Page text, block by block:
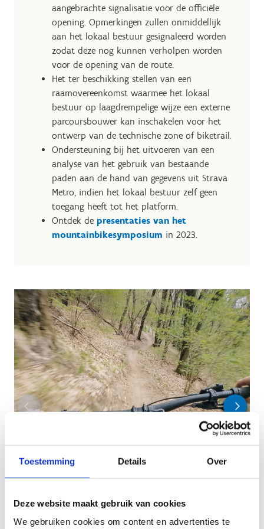
Toestemming Details Over
Deze website maakt gebruik van cookies
We gebruiken cookies om content en advertenties te
aangebrachte signalisatie voor de officiële
opening. Opmerkingen zullen onmiddellijk
aan het lokaal bestuur gesignaleerd worden
zodat deze nog kunnen verholpen worden
voor de opening van de route.
Het ter beschikking stellen van een
raamovereenkomst waarmee het lokaal
bestuur op laagdrempelige wijze een externe
parcoursbouwer kan inschakelen voor het
ontwerp van de technische zone of biketrail.
Ondersteuning bij het uitvoeren van een
analyse van het gebruik van bestaande
paden aan de hand van gegevens uit Strava
Metro, indien het lokaal bestuur zelf geen
toegang heeft tot het platform.
Ontdek de presentaties van het
mountainbikesymposium in 2023.